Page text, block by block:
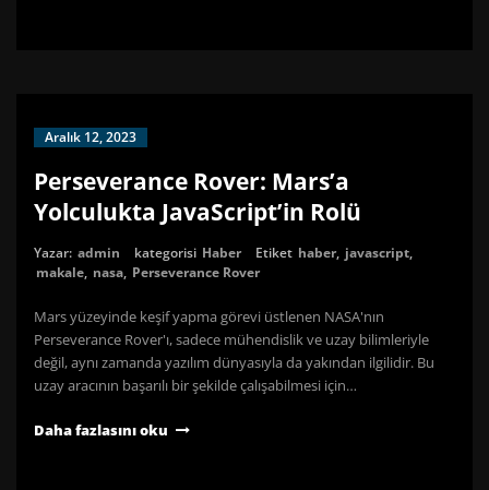
Aralık 12, 2023
Perseverance Rover: Mars’a
Yolculukta JavaScript’in Rolü
Yazar: admin kategorisi Haber Etiket haber, javascript,
makale, nasa, Perseverance Rover
Mars yüzeyinde keşif yapma görevi üstlenen NASA'nın
Perseverance Rover'ı, sadece mühendislik ve uzay bilimleriyle
değil, aynı zamanda yazılım dünyasıyla da yakından ilgilidir. Bu
uzay aracının başarılı bir şekilde çalışabilmesi için…
Daha fazlasını oku